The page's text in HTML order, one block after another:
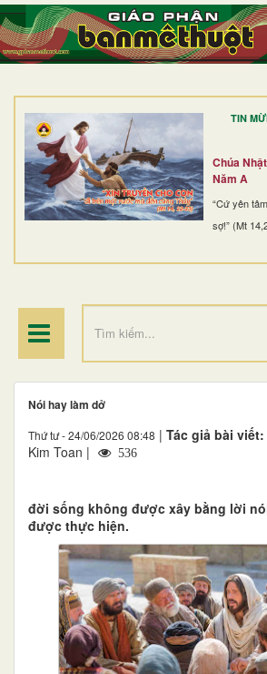
TIN
Chúa
Năm A
“Cứ yên
sợ!” (Mt
TRANG NHẤT
GIỚI THIỆU
DÒNG TU
BAN MỤC VỤ
ĐOÀN THỂ CG
ĐIỂM HÀNH HƯƠNG
Nói hay làm dở
Thứ tư - 24/06/2026 08:48 | Tác giả bài viết:
Kim Toan |
536
đời sống không được xây bằng lời
được thực hiện.